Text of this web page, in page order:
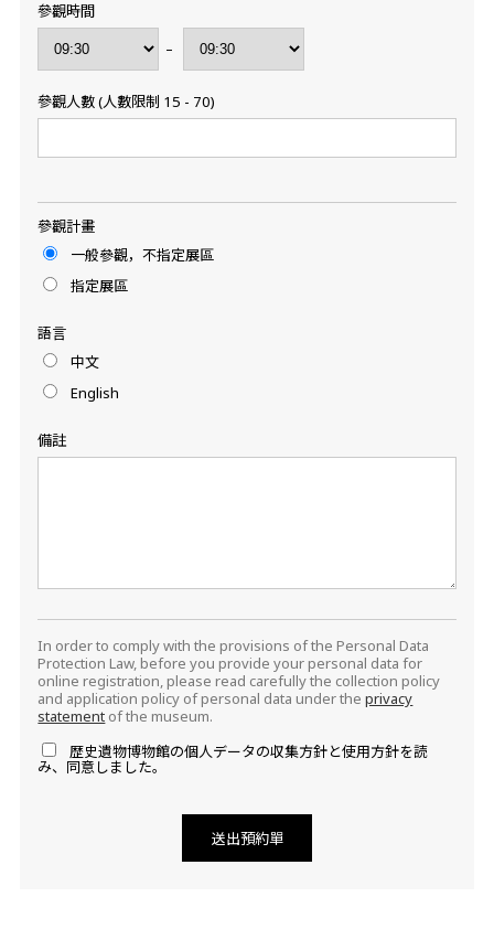
參觀時間
–
參觀人數 (人數限制 15 - 70)
參觀計畫
一般參觀，不指定展區
指定展區
語言
中文
English
備註
In order to comply with the provisions of the Personal Data
Protection Law, before you provide your personal data for
online registration, please read carefully the collection policy
and application policy of personal data under theprivacy
statement of the museum.
歴史遺物博物館の個人データの収集方針と使用方針を読
み、同意しました。